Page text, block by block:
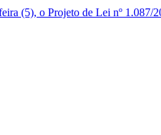
(5), o Projeto de Lei nº